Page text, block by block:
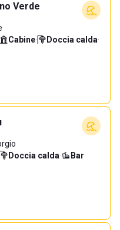
Verde
Cabine· Doccia calda·
Doccia calda· Bar·